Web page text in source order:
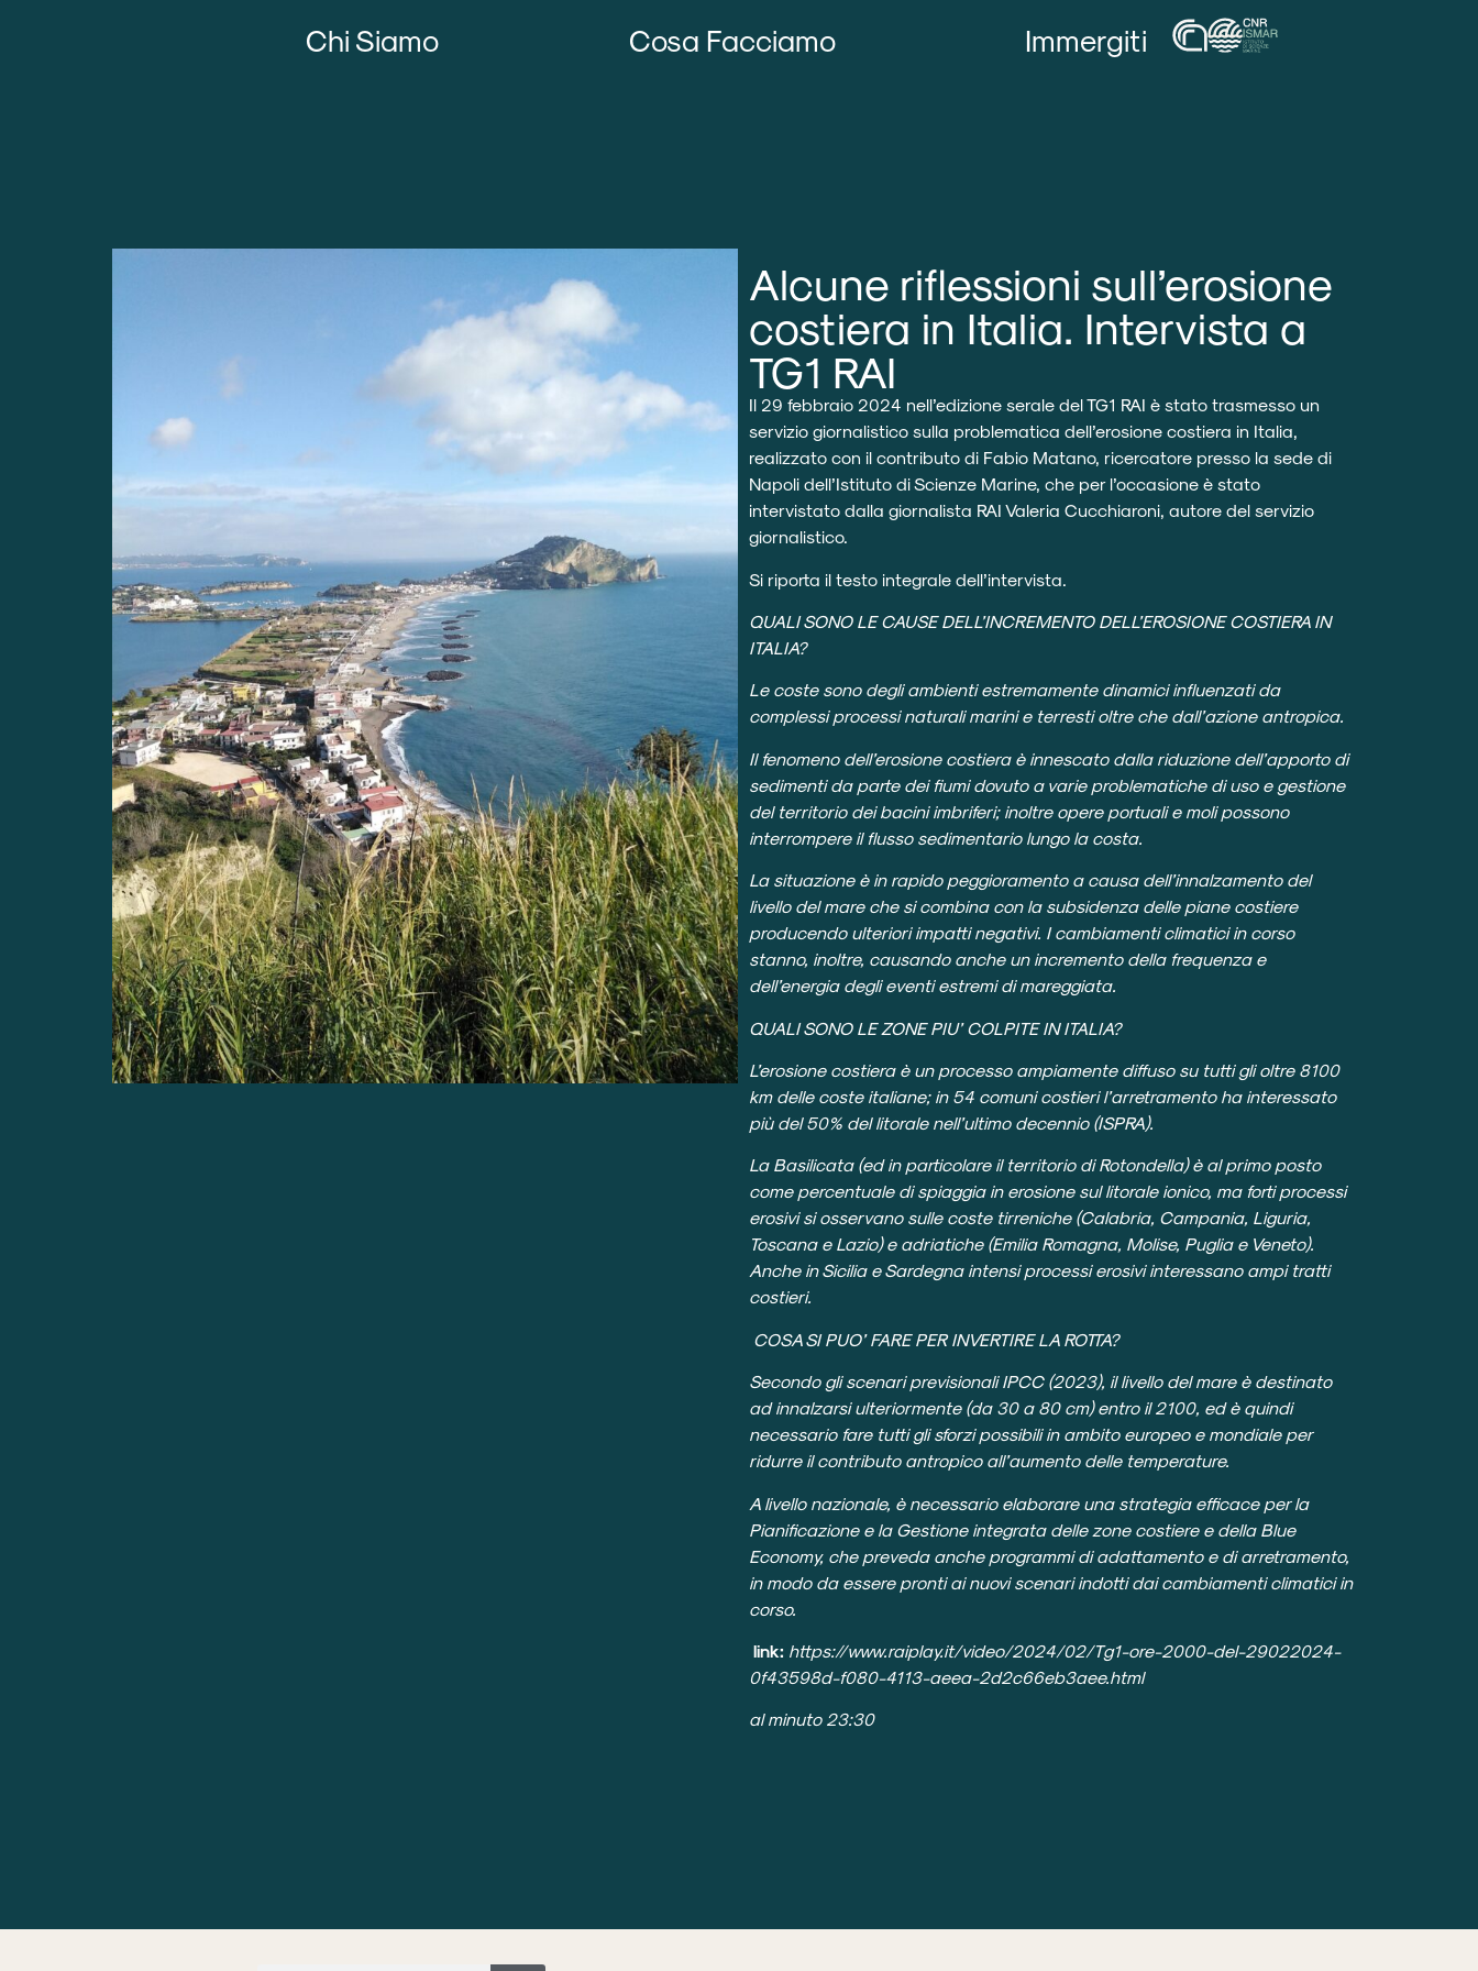
Chi Siamo Cosa Facciamo Immergiti
Alcune riflessioni sull’erosione
costiera in Italia. Intervista a
TG1 RAI
Il 29 febbraio 2024 nell’edizione serale del TG1 RAI è stato trasmesso un
servizio giornalistico sulla problematica dell’erosione costiera in Italia,
realizzato con il contributo di Fabio Matano, ricercatore presso la sede di
Napoli dell’Istituto di Scienze Marine, che per l’occasione è stato
intervistato dalla giornalista RAI Valeria Cucchiaroni, autore del servizio
giornalistico.
Si riporta il testo integrale dell’intervista.
QUALI SONO LE CAUSE DELL’INCREMENTO DELL’EROSIONE COSTIERA IN
ITALIA?
Le coste sono degli ambienti estremamente dinamici influenzati da
complessi processi naturali marini e terresti oltre che dall’azione antropica.
Il fenomeno dell’erosione costiera è innescato dalla riduzione dell’apporto di
sedimenti da parte dei fiumi dovuto a varie problematiche di uso e gestione
del territorio dei bacini imbriferi; inoltre opere portuali e moli possono
interrompere il flusso sedimentario lungo la costa.
La situazione è in rapido peggioramento a causa dell’innalzamento del
livello del mare che si combina con la subsidenza delle piane costiere
producendo ulteriori impatti negativi. I cambiamenti climatici in corso
stanno, inoltre, causando anche un incremento della frequenza e
dell’energia degli eventi estremi di mareggiata.
QUALI SONO LE ZONE PIU’ COLPITE IN ITALIA?
L’erosione costiera è un processo ampiamente diffuso su tutti gli oltre 8100
km delle coste italiane; in 54 comuni costieri l’arretramento ha interessato
più del 50% del litorale nell’ultimo decennio (ISPRA).
La Basilicata (ed in particolare il territorio di Rotondella) è al primo posto
come percentuale di spiaggia in erosione sul litorale ionico, ma forti processi
erosivi si osservano sulle coste tirreniche (Calabria, Campania, Liguria,
Toscana e Lazio) e adriatiche (Emilia Romagna, Molise, Puglia e Veneto).
Anche in Sicilia e Sardegna intensi processi erosivi interessano ampi tratti
costieri.
COSA SI PUO’ FARE PER INVERTIRE LA ROTTA?
Secondo gli scenari previsionali IPCC (2023), il livello del mare è destinato
ad innalzarsi ulteriormente (da 30 a 80 cm) entro il 2100, ed è quindi
necessario fare tutti gli sforzi possibili in ambito europeo e mondiale per
ridurre il contributo antropico all’aumento delle temperature.
A livello nazionale, è necessario elaborare una strategia efficace per la
Pianificazione e la Gestione integrata delle zone costiere e della Blue
Economy, che preveda anche programmi di adattamento e di arretramento,
in modo da essere pronti ai nuovi scenari indotti dai cambiamenti climatici in
corso.
link: https://www.raiplay.it/video/2024/02/Tg1-ore-2000-del-29022024-
0f43598d-f080-4113-aeea-2d2c66eb3aee.html
al minuto 23:30